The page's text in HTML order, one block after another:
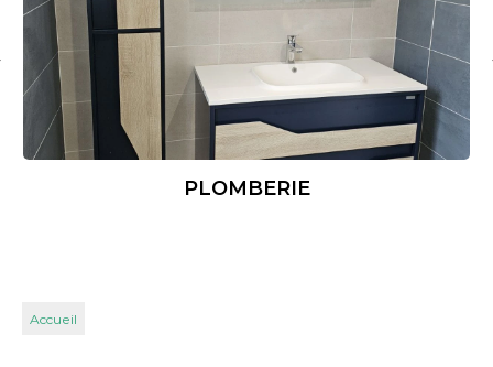
POMPE À CHALEUR / CHAUFFE-EAU
Accueil